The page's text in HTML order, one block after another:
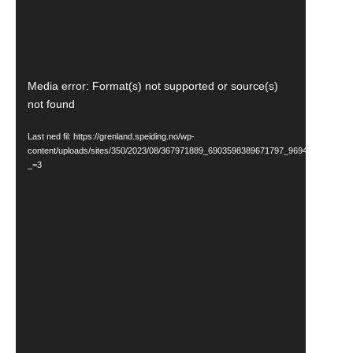
Videoavspiller
Media error: Format(s) not supported or source(s)
not found
Last ned fil: https://grenland.speiding.no/wp-
content/uploads/sites/350/2023/08/
_=3